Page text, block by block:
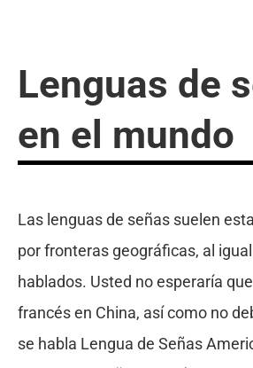
Lenguas de
en el mundo
Las lenguas de señas suelen
por fronteras geográficas, al
hablados. Usted no esperaría
francés en China, así como no
se habla Lengua de Señas